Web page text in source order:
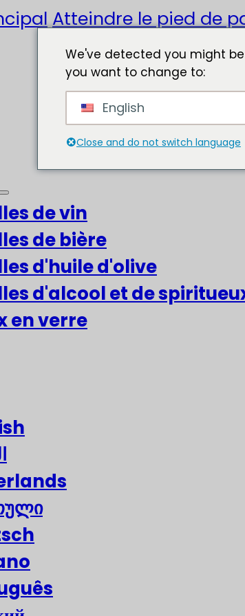
Atteindre le pied de
de vin
de bière
d'huile d'olive
d'alcool et de
en verre
We've detected you might
you want to change to:
English
Close and do not switch language